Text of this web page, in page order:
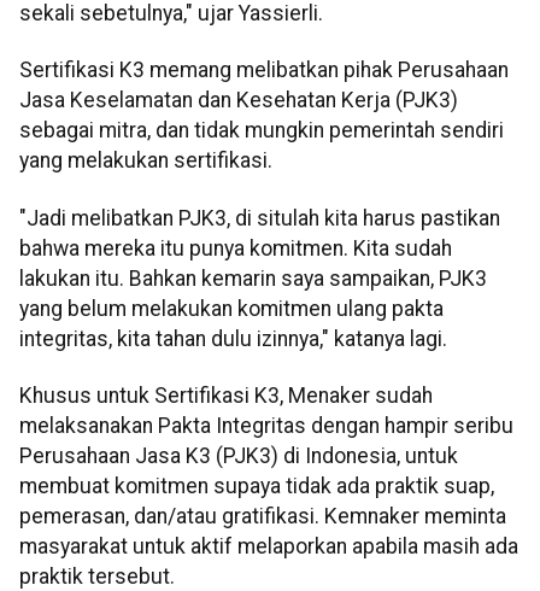
sekali sebetulnya," ujar Yassierli.
Sertifikasi K3 memang melibatkan pihak Perusahaan
Jasa Keselamatan dan Kesehatan Kerja (PJK3)
sebagai mitra, dan tidak mungkin pemerintah sendiri
yang melakukan sertifikasi.
"Jadi melibatkan PJK3, di situlah kita harus pastikan
bahwa mereka itu punya komitmen. Kita sudah
lakukan itu. Bahkan kemarin saya sampaikan, PJK3
yang belum melakukan komitmen ulang pakta
integritas, kita tahan dulu izinnya," katanya lagi.
Khusus untuk Sertifikasi K3, Menaker sudah
melaksanakan Pakta Integritas dengan hampir seribu
Perusahaan Jasa K3 (PJK3) di Indonesia, untuk
membuat komitmen supaya tidak ada praktik suap,
pemerasan, dan/atau gratifikasi. Kemnaker meminta
masyarakat untuk aktif melaporkan apabila masih ada
praktik tersebut.